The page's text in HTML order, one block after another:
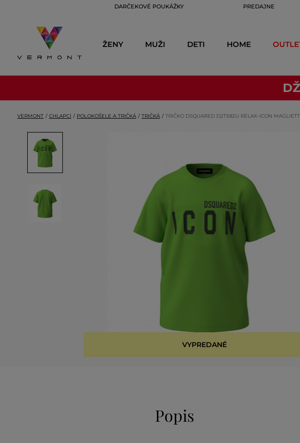
DARČEKOVÉ POUKÁŽKY PREDAJNE
ŽENY MUŽI DETI HOME
VERMONT CHLAPCI POLOKOŠELE A TRIČKÁ TRIČKÁ TRIČKO DSQUARED D2T582U RELAX-ICON
VYPREDANÉ
Popis